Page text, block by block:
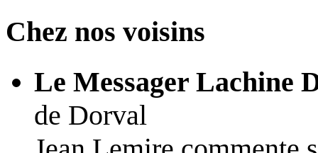
Chez nos voisins
Le Messager Lachine
de Dorval